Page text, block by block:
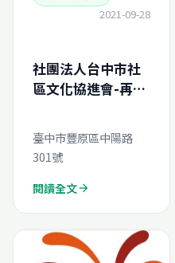
2021-09-28
社團法人台中市社
區文化協進會-再生
臺中市豐原區中陽路
301號
閱讀全文arrow_forward